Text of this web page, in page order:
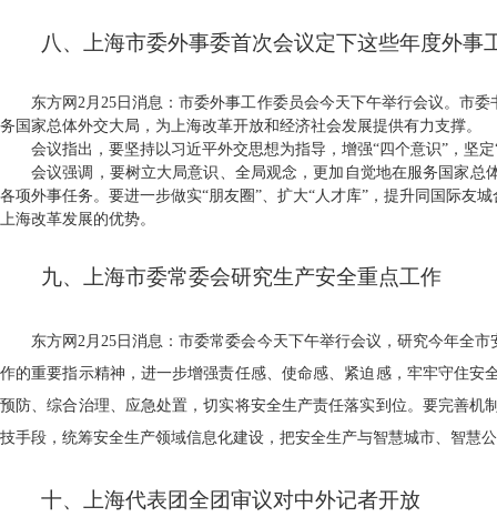
八、上海市委外事委首次会议定下这些年度外事
东方网2月25 日消息：市委外事工作委员会今天下午举行会议。市
务国家总体外交大局，为上海改革开放和经济社会发展提供有力支撑。
会议指出，要坚持以习近平外交思想为指导，增强“四个意识”，坚
会议强调，要树立大局意识、全局观念，更加自觉地在服务国家总
各项外事任务。要进一步做实“朋友圈”、扩大“人才库”，提升同国际友
上海改革发展的优势。
九、上海市委常委会研究生产安全重点工作
东方网2月25 日消息：市委常委会今天下午举行会议，研究今年全
作的重要指示精神，进一步增强责任感、使命感、紧迫感，牢牢守住安
预防、综合治理、应急处置，切实将安全生产责任落实到位。要完善机
技手段，统筹安全生产领域信息化建设，把安全生产与智慧城市、智慧
十、上海代表团全团审议对中外记者开放